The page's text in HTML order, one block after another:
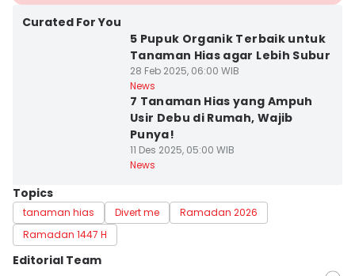
Curated For You
5 Pupuk Organik Terbaik untuk
Tanaman Hias agar Lebih Subur
28 Feb 2025, 06:00 WIB
News
7 Tanaman Hias yang Ampuh
Usir Debu di Rumah, Wajib
Punya!
11 Des 2025, 05:00 WIB
News
Topics
tanaman hias Divert me
Ramadan 2026
Ramadan 1447 H
Editorial Team